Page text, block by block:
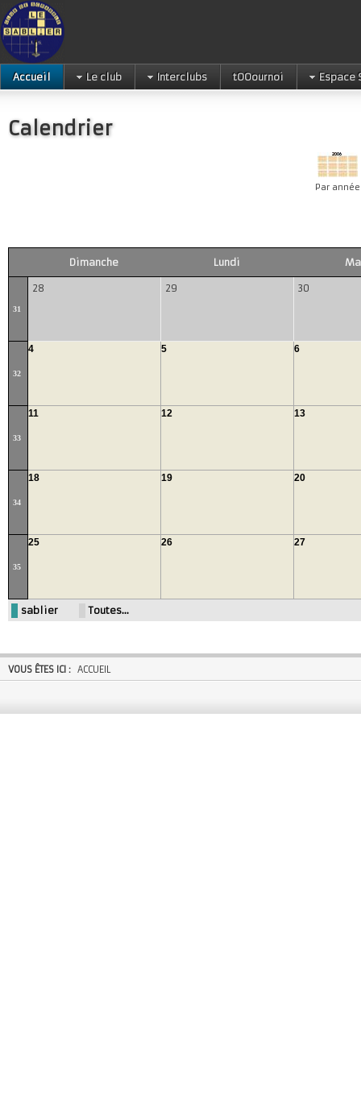
Accueil Le club Interclubs tOOournoi Espace
Calendrier
Par année
Dimanche Lundi
31
28 29 30
32
4 5 6
33
11 12 13
34
18 19 20
35
25 26 27
sablier Toutes…
VOUS ÊTES ICI : ACCUEIL